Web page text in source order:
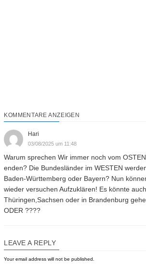
KOMMENTARE ANZEIGEN
Hari
03/08/2025 um 11:48
Warum sprechen Wir immer noch vom
enden? Die Bundesländer im WESTEN
Baden-Württemberg oder Bayern? Nun
wieder versuchen Aufzuklären! Es könnte
Thüringen,Sachsen oder in Brandenburg
ODER ????
LEAVE A REPLY
Your email address will not be published.